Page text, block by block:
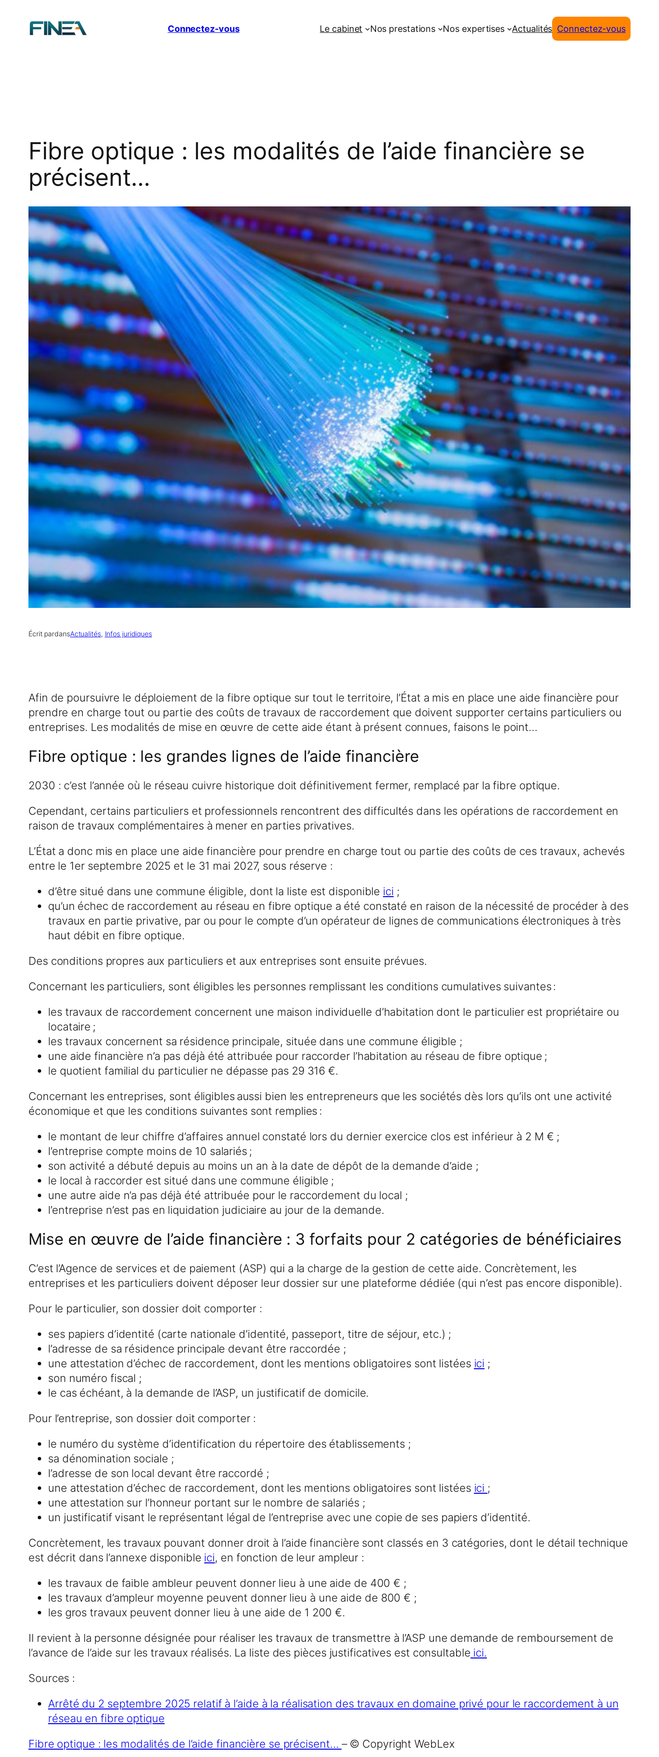
Connectez-vous Le cabinet Nos prestations Nos expertises Actualités Connectez-vous
Fibre optique : les modalités de l’aide financière se
précisent…
Écrit pardansActualités, Infos juridiques
Afin de poursuivre le déploiement de la fibre optique sur tout le territoire, l’État a mis en place une aide financière pour
prendre en charge tout ou partie des coûts de travaux de raccordement que doivent supporter certains particuliers ou
entreprises. Les modalités de mise en œuvre de cette aide étant à présent connues, faisons le point…
Fibre optique : les grandes lignes de l’aide financière
2030 : c’est l’année où le réseau cuivre historique doit définitivement fermer, remplacé par la fibre optique.
Cependant, certains particuliers et professionnels rencontrent des difficultés dans les opérations de raccordement en
raison de travaux complémentaires à mener en parties privatives.
L’État a donc mis en place une aide financière pour prendre en charge tout ou partie des coûts de ces travaux, achevés
entre le 1er septembre 2025 et le 31 mai 2027, sous réserve :
d’être situé dans une commune éligible, dont la liste est disponible ici ;
qu’un échec de raccordement au réseau en fibre optique a été constaté en raison de la nécessité de procéder à des
travaux en partie privative, par ou pour le compte d’un opérateur de lignes de communications électroniques à très
haut débit en fibre optique.
Des conditions propres aux particuliers et aux entreprises sont ensuite prévues.
Concernant les particuliers, sont éligibles les personnes remplissant les conditions cumulatives suivantes :
les travaux de raccordement concernent une maison individuelle d’habitation dont le particulier est propriétaire ou
locataire ;
les travaux concernent sa résidence principale, située dans une commune éligible ;
une aide financière n’a pas déjà été attribuée pour raccorder l’habitation au réseau de fibre optique ;
le quotient familial du particulier ne dépasse pas 29 316 €.
Concernant les entreprises, sont éligibles aussi bien les entrepreneurs que les sociétés dès lors qu’ils ont une activité
économique et que les conditions suivantes sont remplies :
le montant de leur chiffre d’affaires annuel constaté lors du dernier exercice clos est inférieur à 2 M € ;
l’entreprise compte moins de 10 salariés ;
son activité a débuté depuis au moins un an à la date de dépôt de la demande d’aide ;
le local à raccorder est situé dans une commune éligible ;
une autre aide n’a pas déjà été attribuée pour le raccordement du local ;
l’entreprise n’est pas en liquidation judiciaire au jour de la demande.
Mise en œuvre de l’aide financière : 3 forfaits pour 2 catégories de bénéficiaires
C’est l’Agence de services et de paiement (ASP) qui a la charge de la gestion de cette aide. Concrètement, les
entreprises et les particuliers doivent déposer leur dossier sur une plateforme dédiée (qui n’est pas encore disponible).
Pour le particulier, son dossier doit comporter :
ses papiers d’identité (carte nationale d’identité, passeport, titre de séjour, etc.) ;
l’adresse de sa résidence principale devant être raccordée ;
une attestation d’échec de raccordement, dont les mentions obligatoires sont listées ici ;
son numéro fiscal ;
le cas échéant, à la demande de l’ASP, un justificatif de domicile.
Pour l’entreprise, son dossier doit comporter :
le numéro du système d’identification du répertoire des établissements ;
sa dénomination sociale ;
l’adresse de son local devant être raccordé ;
une attestation d’échec de raccordement, dont les mentions obligatoires sont listées ici ;
une attestation sur l’honneur portant sur le nombre de salariés ;
un justificatif visant le représentant légal de l’entreprise avec une copie de ses papiers d’identité.
Concrètement, les travaux pouvant donner droit à l’aide financière sont classés en 3 catégories, dont le détail technique
est décrit dans l’annexe disponible ici, en fonction de leur ampleur :
les travaux de faible ambleur peuvent donner lieu à une aide de 400 € ;
les travaux d’ampleur moyenne peuvent donner lieu à une aide de 800 € ;
les gros travaux peuvent donner lieu à une aide de 1 200 €.
Il revient à la personne désignée pour réaliser les travaux de transmettre à l’ASP une demande de remboursement de
l’avance de l’aide sur les travaux réalisés. La liste des pièces justificatives est consultable ici.
Sources :
Arrêté du 2 septembre 2025 relatif à l’aide à la réalisation des travaux en domaine privé pour le raccordement à un
réseau en fibre optique
Fibre optique : les modalités de l’aide financière se précisent… – © Copyright WebLex